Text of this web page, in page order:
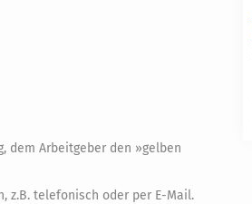
dem Arbeitgeber den »gelben
z.B. telefonisch oder per E-Mail.